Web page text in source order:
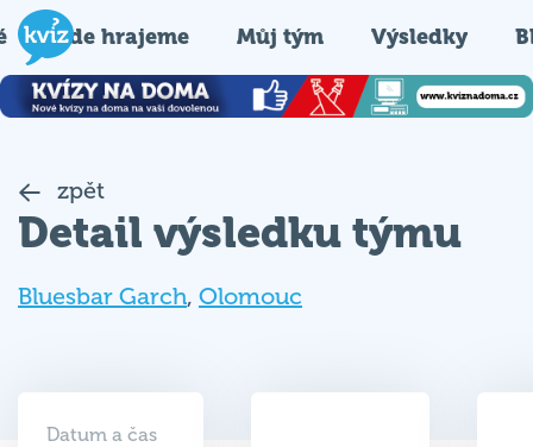
Kde hrajeme Můj tým Výsledky
zpět
Detail výsledku týmu
Bluesbar Garch, Olomouc
Datum a čas